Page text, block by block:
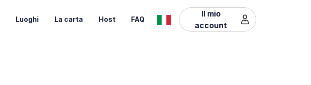
Luoghi La carta Host FAQ
Il mio
account